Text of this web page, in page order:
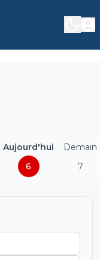
Aujourd'hui
6
Demain
7